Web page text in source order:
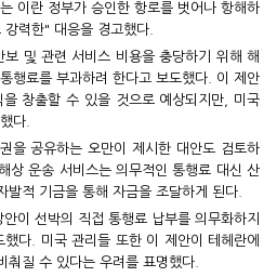
이란 정부가 승인한 항로를 벗어나 항해하
력한" 대응을 경고했다.
보 및 관련 서비스 비용을 충당하기 위해 해
행료를 부과하려 한다고 보도했다. 이 제안
창출할 수 있을 것으로 예상되지만, 미국
다.
을 공유하는 오만이 제시한 대안도 검토하
상 운송 서비스는 의무적인 통행료 대신 산
발적 기금을 통해 자금을 조달하게 된다.
이 선박의 직접 통행료 납부를 의무화하지
다. 미국 관리들 또한 이 제안이 테헤란에
춰질 수 있다는 우려를 표명했다.